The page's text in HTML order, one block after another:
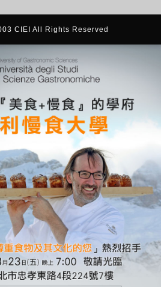
CIEI All Rights Reserved